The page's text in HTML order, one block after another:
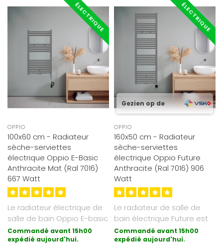
ÉLECTRIQUE
OPPIO
100x60 cm - Radiateur
sèche-serviettes
électrique Oppio E-Basic
Anthracite Mat (Ral 7016)
667 Watt
Le radiateur électrique de
salle de bain Oppio E-basic
est la forme de chauffag..
Commandé avant 15h00
expédié aujourd'hui.
ÉLECTRIQUE
Gezien op de
OPPIO
160x50 cm - Radiateur
sèche-serviettes
électrique Oppio Future
Anthracite (Ral 7016) 906
Watt
Le radiateur de salle de
bain électrique Future est
une synthèse du moderne
et..
Commandé avant 15h00
expédié aujourd'hui.